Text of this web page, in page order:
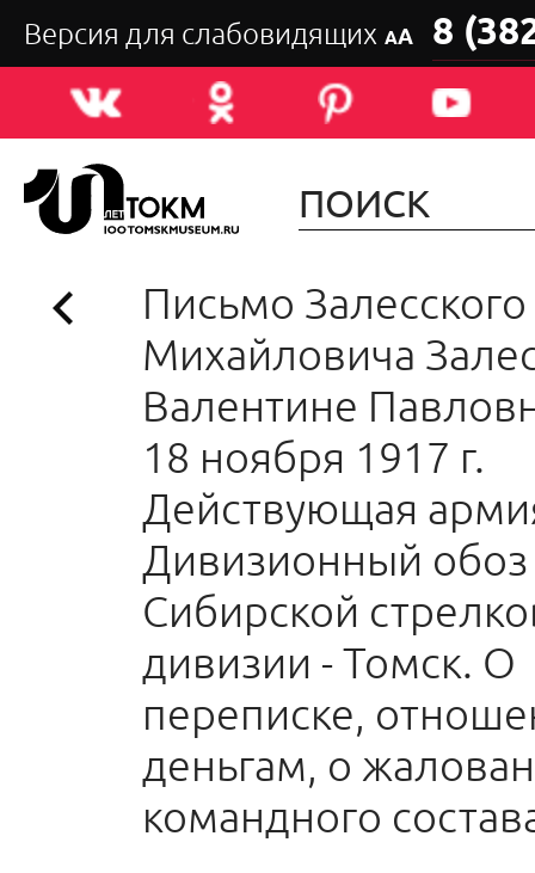
Версия для слабовидящих АА 8
Письмо
Михайловича
Валентине
18 ноября 1917 г.
Действующая
Дивизионный обоз
Сибирской
дивизии - Томск. О
переписке,
деньгам, о
командного